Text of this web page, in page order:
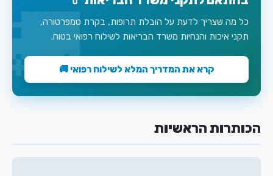
כל מה שצריך לדעת על הובלת תרופות, בקרת טמפרטורה,
תקני איכות והנחיות משרד הבריאות לשילוח רפואי בטוח.
קרא את המדריך המלא לשילוח רפואי 🚚
הכותרות הראשיות